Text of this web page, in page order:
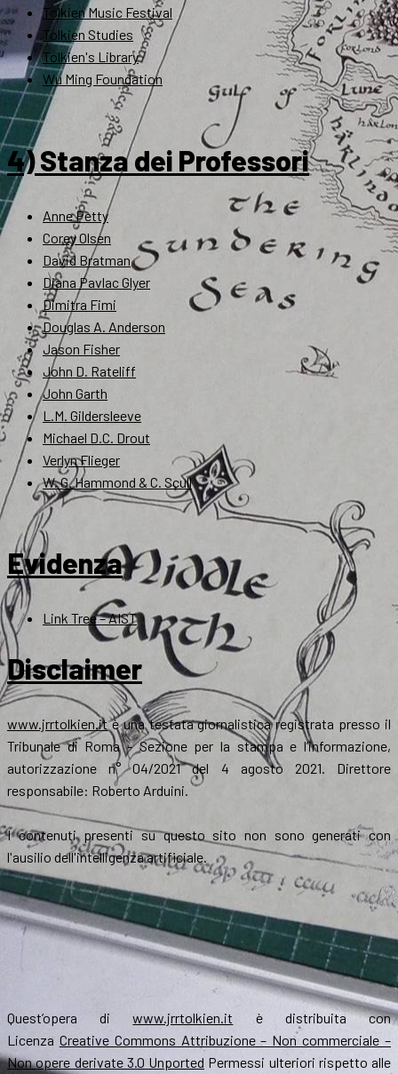
Tolkien Music Festival
Tolkien Studies
Tolkien's Library
Wu Ming Foundation
4) Stanza dei Professori
Anne Petty
Corey Olsen
David Bratman
Diana Pavlac Glyer
Dimitra Fimi
Douglas A. Anderson
Jason Fisher
John D. Rateliff
John Garth
L.M. Gildersleeve
Michael D.C. Drout
Verlyn Flieger
W. G. Hammond & C. Scull
Evidenza
Link Tree – AIST
Disclaimer
www.jrrtolkien.itè una testata giornalistica registrata presso il
Tribunale di Roma - Sezione per la stampa e l’informazione,
autorizzazione n° 04/2021 del 4 agosto 2021. Direttore
responsabile: Roberto Arduini.
I contenuti presenti su questo sito non sono generati con
l'ausilio dell'intelligenza artificiale.
Quest’opera diwww.jrrtolkien.it è distribuita con
Licenza Creative Commons Attribuzione – Non commerciale –
Non opere derivate 3.0 Unported Permessi ulteriori rispetto alle